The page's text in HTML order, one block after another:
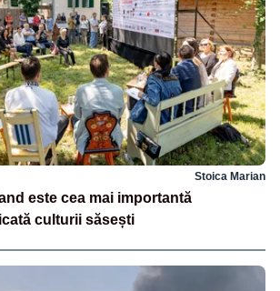
Stoica Marian
este cea mai importantă
culturii săsești